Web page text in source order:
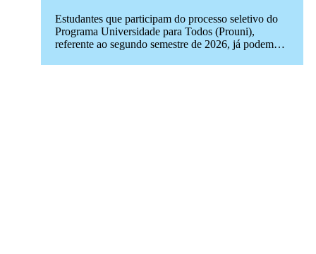
Estudantes que participam do processo seletivo do
Programa Universidade para Todos (Prouni),
referente ao segundo semestre de 2026, já podem…